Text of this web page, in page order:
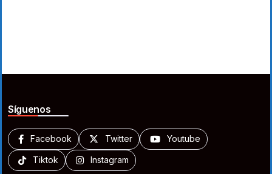
Síguenos
Facebook Twitter Youtube
Tiktok Instagram